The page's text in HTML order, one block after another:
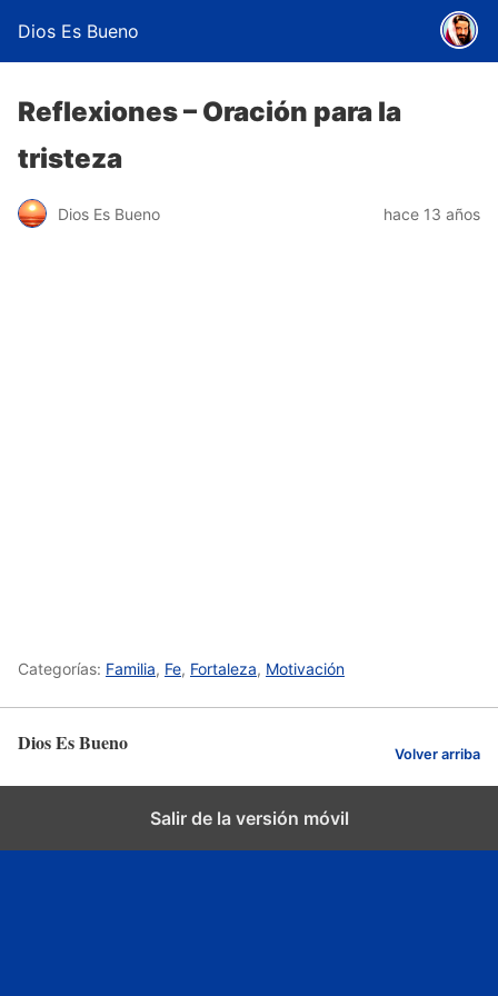
Dios Es Bueno
Reflexiones – Oración para la
tristeza
Dios Es Bueno hace 13 años
Categorías: Familia, Fe, Fortaleza, Motivación
Dios Es Bueno Volver arriba
Salir de la versión móvil